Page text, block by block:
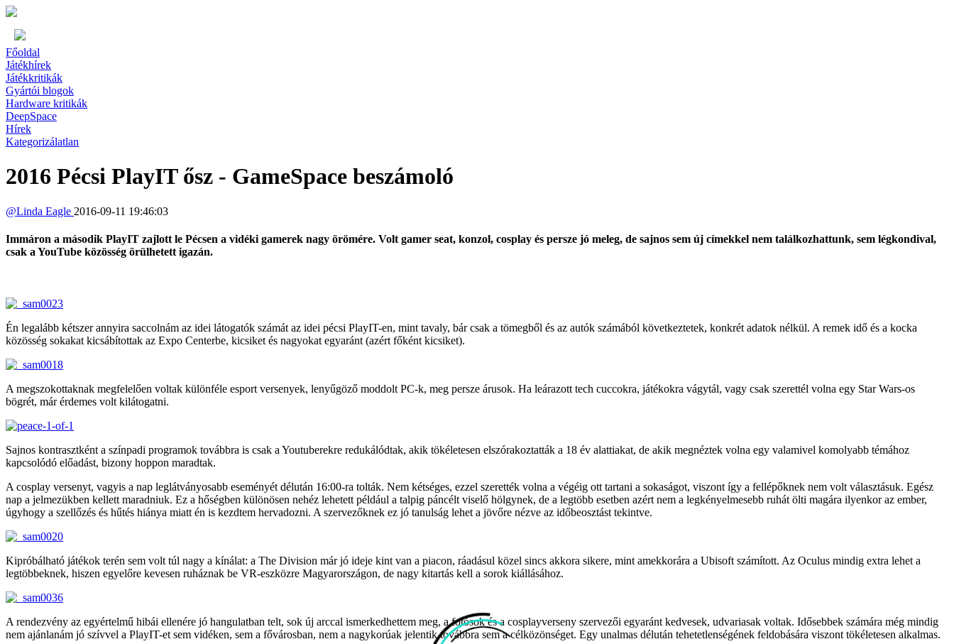
Főoldal
Játékhírek
Játékkritikák
Gyártói blogok
Hardware kritikák
DeepSpace
Hírek
Kategorizálatlan
2016 Pécsi PlayIT ősz - GameSpace beszámoló
@Linda Eagle 2016-09-11 19:46:03
Immáron a második PlayIT zajlott le Pécsen a vidéki gamerek nagy örömére. Volt gamer seat, konzol, cosplay és persze jó meleg, de sajnos sem új címekkel nem találkozhattunk, sem légkondival,
csak a YouTube közösség örülhetett igazán.
Én legalább kétszer annyira saccolnám az idei látogatók számát az idei pécsi PlayIT-en, mint tavaly, bár csak a tömegből és az autók számából következtetek, konkrét adatok nélkül. A remek idő és a kocka
közösség sokakat kicsábítottak az Expo Centerbe, kicsiket és nagyokat egyaránt (azért főként kicsiket).
A megszokottaknak megfelelően voltak különféle esport versenyek, lenyűgöző moddolt PC-k, meg persze árusok. Ha leárazott tech cuccokra, játékokra vágytál, vagy csak szerettél volna egy Star Wars-os
bögrét, már érdemes volt kilátogatni.
Sajnos kontrasztként a színpadi programok továbbra is csak a Youtuberekre redukálódtak, akik tökéletesen elszórakoztatták a 18 év alattiakat, de akik megnéztek volna egy valamivel komolyabb témához
kapcsolódó előadást, bizony hoppon maradtak.
A cosplay versenyt, vagyis a nap leglátványosabb eseményét délután 16:00-ra tolták. Nem kétséges, ezzel szerették volna a végéig ott tartani a sokaságot, viszont így a fellépőknek nem volt választásuk. Egész
nap a jelmezükben kellett maradniuk. Ez a hőségben különösen nehéz lehetett például a talpig páncélt viselő hölgynek, de a legtöbb esetben azért nem a legkényelmesebb ruhát ölti magára ilyenkor az ember,
úgyhogy a szellőzés és hűtés hiánya miatt én is kezdtem hervadozni. A szervezőknek ez jó tanulság lehet a jövőre nézve az időbeosztást tekintve.
Kipróbálható játékok terén sem volt túl nagy a kínálat: a The Division már jó ideje kint van a piacon, ráadásul közel sincs akkora sikere, mint amekkorára a Ubisoft számított. Az Oculus mindig extra lehet a
legtöbbeknek, hiszen egyelőre kevesen ruháznak be VR-eszközre Magyarországon, de nagy kitartás kell a sorok kiállásához.
A rendezvény az egyértelmű hibái ellenére jó hangulatban telt, sok új arccal ismerkedhettem meg, a fotósok és a cosplayverseny szervezői egyaránt kedvesek, udvariasak voltak. Idősebbek számára még mindig
nem ajánlanám jó szívvel a PlayIT-et sem vidéken, sem a fővárosban, nem a nagykorúak jelentik továbbra sem a célközönséget. Egy unalmas délután tehetetlenségének feldobására viszont tökéletesen alkalmas.